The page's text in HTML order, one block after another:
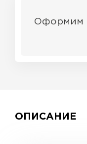
Оформим
ОПИСАНИЕ